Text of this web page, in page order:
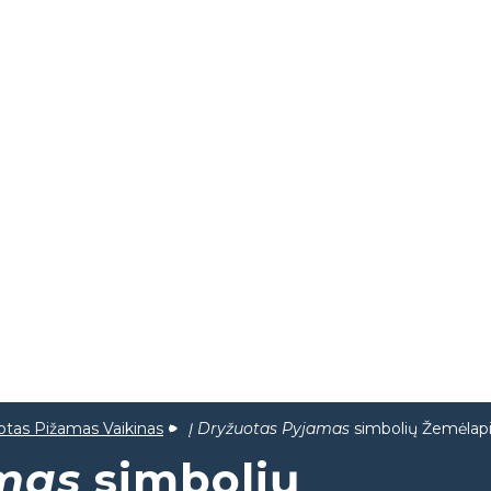
Pižamas Vaikinas Į Dryžuotas Pyjamas simbolių
simbolių